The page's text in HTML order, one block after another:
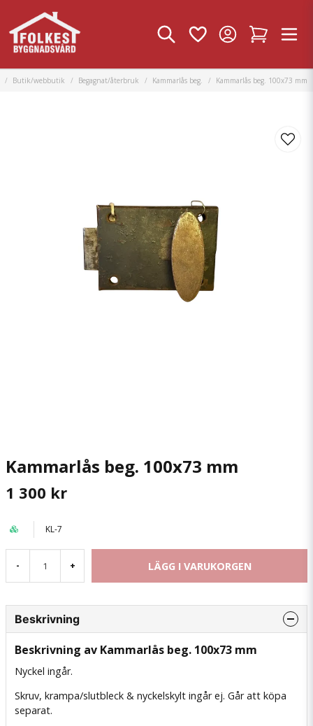
Butik/webbutik Begagnat/återbruk Kammarlås beg. Kammarlås beg. 100x73 mm
Kammarlås beg. 100x73 mm
1 300 kr
KL-7
- + LÄGG I VARUKORGEN
Beskrivning
Beskrivning av Kammarlås beg. 100x73 mm
Nyckel ingår.
Skruv, krampa/slutbleck & nyckelskylt ingår ej. Går att köpa
separat.